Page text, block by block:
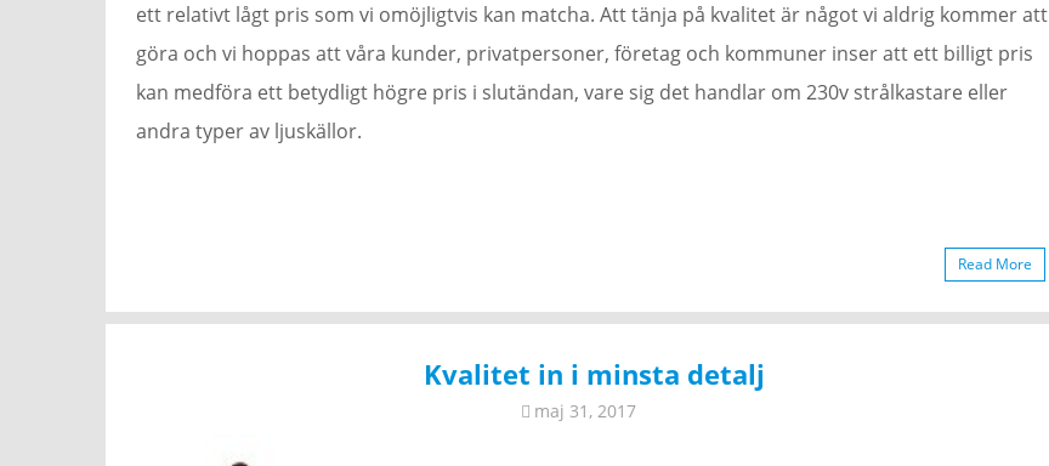
ett relativt lågt pris som vi omöjligtvis kan matcha. Att tänja på kvalitet är något vi aldrig kommer att
göra och vi hoppas att våra kunder, privatpersoner, företag och kommuner inser att ett billigt pris
kan medföra ett betydligt högre pris i slutändan, vare sig det handlar om 230v strålkastare eller
andra typer av ljuskällor.
Read More
Kvalitet in i minsta detalj
maj 31, 2017